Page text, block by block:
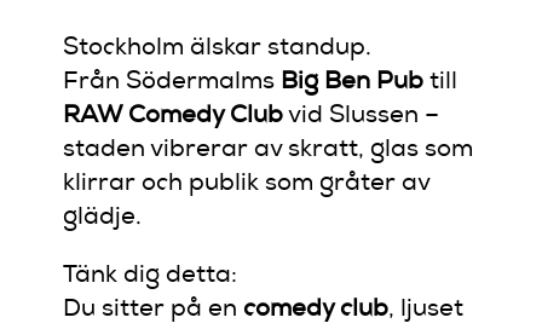
Stockholm älskar standup.
Från Södermalms Big Ben Pub till
RAW Comedy Club vid Slussen –
staden vibrerar av skratt, glas som
klirrar och publik som gråter av
glädje.
Tänk dig detta:
Du sitter på encomedy club, ljuset